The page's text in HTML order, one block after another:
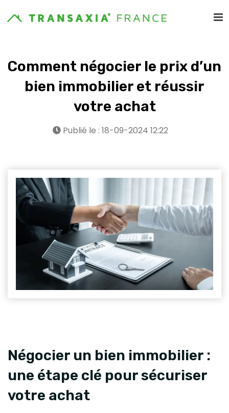
Comment négocier le prix d’un
bien immobilier et réussir
votre achat
Publié le : 18-09-2024 12:22
Négocier un bien immobilier :
une étape clé pour sécuriser
votre achat